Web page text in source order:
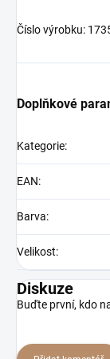
Číslo výrobku:
Doplňkové
Kategorie:
EAN:
Barva:
Velikost:
Diskuze
Buďte první, kdo